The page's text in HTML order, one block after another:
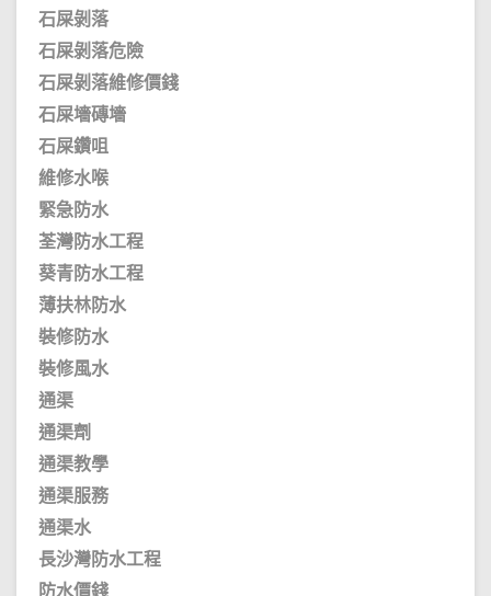
石屎剝落
石屎剝落危險
石屎剝落維修價錢
石屎墻磚墻
石屎鑽咀
維修水喉
緊急防水
荃灣防水工程
葵青防水工程
薄扶林防水
裝修防水
裝修風水
通渠
通渠劑
通渠教學
通渠服務
通渠水
長沙灣防水工程
防水價錢